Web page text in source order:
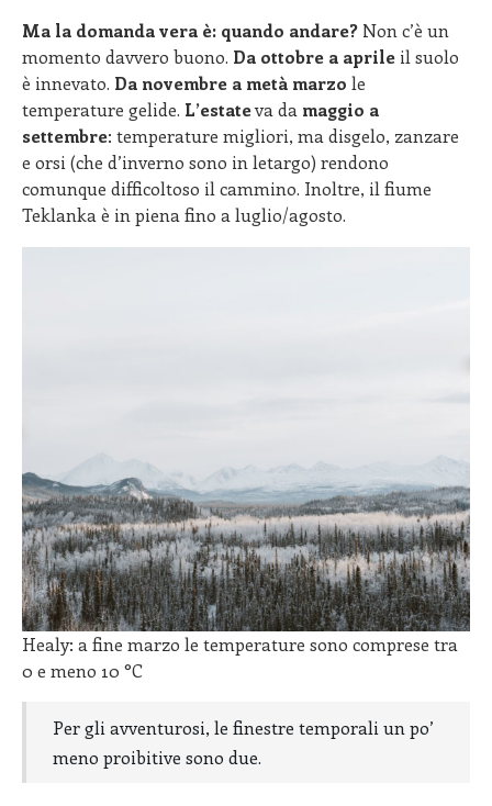
Ma la domanda vera è: quando andare? Non c’è un
momento davvero buono. Da ottobre a aprile il suolo
è innevato. Da novembre a metà marzo le
temperature gelide. L’estateva da maggio a
settembre: temperature migliori, ma disgelo, zanzare
e orsi (che d’inverno sono in letargo) rendono
comunque difficoltoso il cammino. Inoltre, il fiume
Teklanka è in piena fino a luglio/agosto.
Healy: a fine marzo le temperature sono comprese tra
0 e meno 10 °C
Per gli avventurosi, le finestre temporali un po’
meno proibitive sono due.